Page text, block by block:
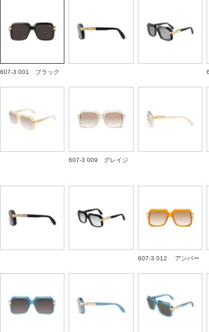
607-3 001 ブラック
607-3 009 グレイジ
607-3 012 アンバー